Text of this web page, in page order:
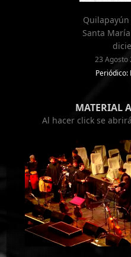
Santa
23 Agosto
Periódico:
MATERIAL
Al hacer click se